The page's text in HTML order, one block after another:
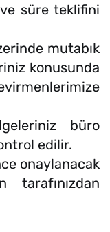
süre teklifini
mutabık
konusunda
büro
edilir.
onaylanacak